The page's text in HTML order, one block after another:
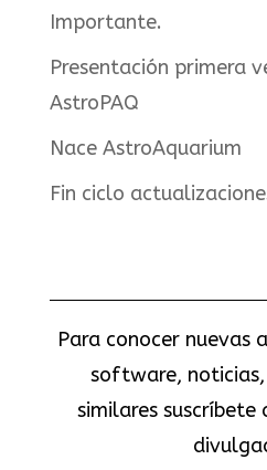
Importante.
Presentación primera
AstroPAQ
Nace AstroAquarium
Fin ciclo
Para conocer nuevas
software,
similares suscríbete